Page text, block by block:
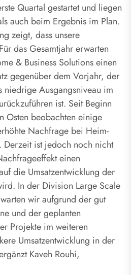
Quartal gestartet und liegen
auch beim Ergebnis im Plan.
zeigt, dass unsere
das Gesamtjahr erwarten
& Business Solutions einen
gegenüber dem Vorjahr, der
niedrige Ausgangsniveau im
ist. Seit Beginn
Osten beobachten einige
Nachfrage bei Heim-
Derzeit ist jedoch noch nicht
einen
die Umsatzentwicklung der
In der Division Large Scale
wir aufgrund der gut
und der geplanten
Projekte im weiteren
Umsatzentwicklung in der
Kaveh Rouhi,